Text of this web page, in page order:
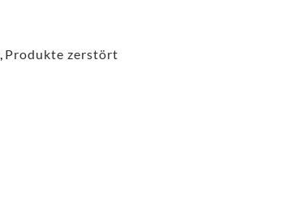
, Produkte zerstört